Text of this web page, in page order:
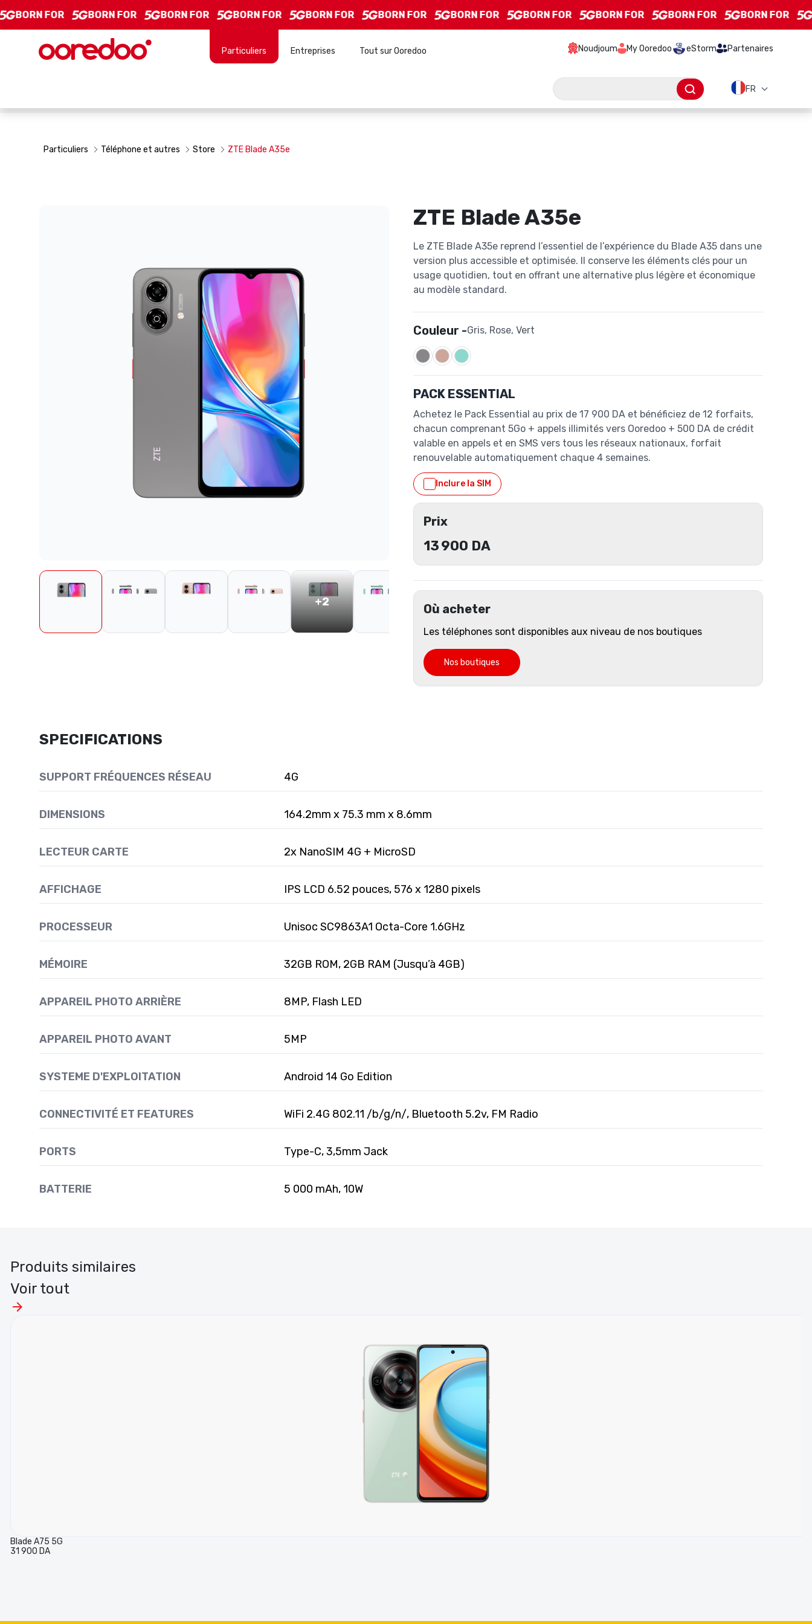
Saut au contenu principal
BORN FOR BORN FOR BORN FOR BORN FOR BORN FOR BORN FOR BORN FOR BORN FOR BORN FOR BORN FOR BORN FOR
Particuliers Entreprises Tout sur Ooredoo Noudjoum My Ooredoo eStorm Partenaires
Barre de recherche
Particuliers Téléphone et autres Store ZTE Blade A35e
+2
ZTE Blade A35e
Le ZTE Blade A35e reprend l’essentiel de l’expérience du Blade A35 dans une
version plus accessible et optimisée. Il conserve les éléments clés pour un
usage quotidien, tout en offrant une alternative plus légère et économique
au modèle standard.
Couleur -Gris, Rose, Vert
PACK ESSENTIAL
Achetez le Pack Essential au prix de 17 900 DA et bénéficiez de 12 forfaits,
chacun comprenant 5Go + appels illimités vers Ooredoo + 500 DA de crédit
valable en appels et en SMS vers tous les réseaux nationaux, forfait
renouvelable automatiquement chaque 4 semaines.
Inclure la SIM
Prix
13 900 DA
Où acheter
Les téléphones sont disponibles aux niveau de nos boutiques
Nos boutiques
SPECIFICATIONS
SUPPORT FRÉQUENCES RÉSEAU 4G
DIMENSIONS 164.2mm x 75.3 mm x 8.6mm
LECTEUR CARTE 2x NanoSIM 4G + MicroSD
AFFICHAGE IPS LCD 6.52 pouces, 576 x 1280 pixels
PROCESSEUR Unisoc SC9863A1 Octa-Core 1.6GHz
MÉMOIRE 32GB ROM, 2GB RAM (Jusqu’à 4GB)
APPAREIL PHOTO ARRIÈRE 8MP, Flash LED
APPAREIL PHOTO AVANT 5MP
SYSTEME D'EXPLOITATION Android 14 Go Edition
CONNECTIVITÉ ET FEATURES WiFi 2.4G 802.11 /b/g/n/, Bluetooth 5.2v, FM Radio
PORTS Type-C, 3,5mm Jack
BATTERIE 5 000 mAh, 10W
Produits similaires
Voir tout
Blade A75 5G
31 900 DA